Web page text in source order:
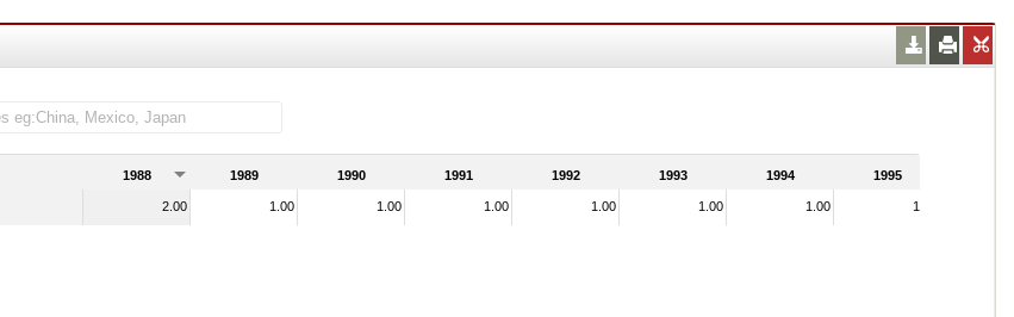
as importadas)
1988 1989 1990 1991 1992 1993 1994 1995
2.00 1.00 1.00 1.00 1.00 1.00 1.00 1.00